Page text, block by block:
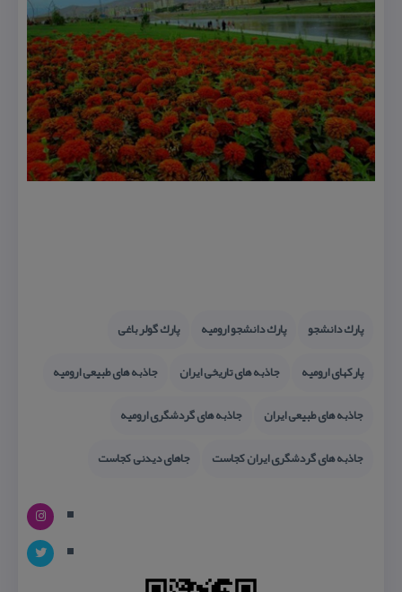
پارك دانشجو پارك دانشجو ارومیه
پارك گولر باغی
پاركهای ارومیه
جاذبه های تاریخی ایران
جاذبه های طبیعی ارومیه
جاذبه های طبیعی ایران
جاذبه های گردشگری ارومیه
جاذبه های گردشگری ایران كجاست
جاهای دیدنی كجاست